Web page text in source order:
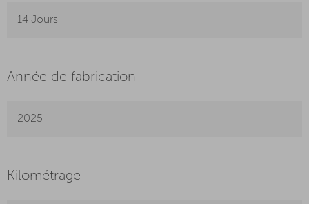
14 Jours
Année de fabrication
2025
Kilométrage